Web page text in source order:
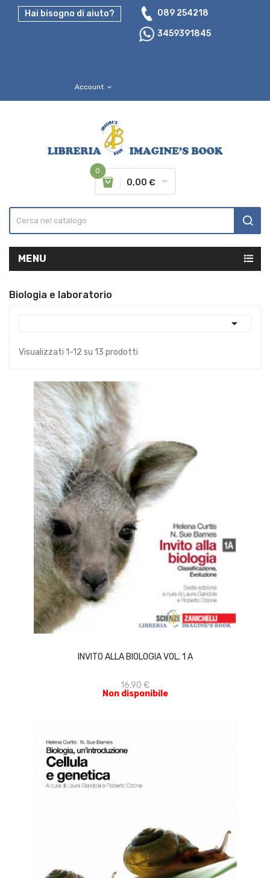
Hai bisogno di aiuto?
089 254218
3459391845
Account expand_more
0
0,00 €
MENU
Biologia e laboratorio

Visualizzati 1-12 su 13 prodotti
INVITO ALLA BIOLOGIA VOL. 1 A
16,90 €
Non disponibile
ACQUISTA